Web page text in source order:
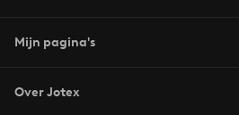
Mijn pagina's
Over Jotex